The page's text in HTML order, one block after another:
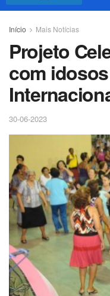
Início Mais Notícias
Projeto
com
30-06-2023